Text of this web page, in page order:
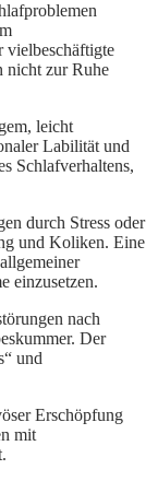
vielbeschäftigte
nicht zur Ruhe
leicht
Labilität und
Schlafverhaltens,
durch Stress oder
und Koliken. Eine
einzusetzen.
nach
Der
und
Erschöpfung
mit